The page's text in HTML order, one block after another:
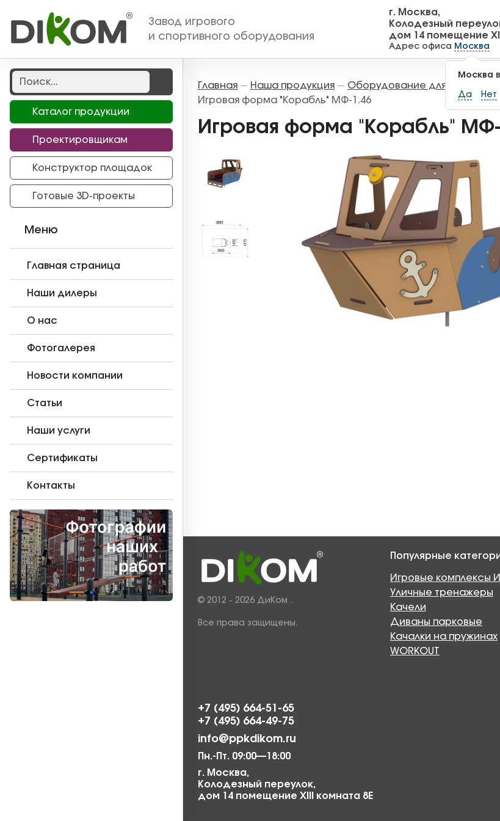
Завод игрового
и спортивного оборудования
г. Москва,
Колодезный
дом 14 помещение
Адрес офиса Москва
Москва
Да Нет
Каталог продукции
Проектировщикам
Конструктор площадок
Готовые 3D-проекты
Меню
Главная страница
Наши дилеры
О нас
Фотогалерея
Новости компании
Статьи
Наши услуги
Сертификаты
Контакты
Главная — Наша продукция — Оборудование для детских
Игровая форма "Корабль" МФ-1.46
Игровая форма "Корабль"
© 2012 - 2026 ДиКом .
Все права защищены.
Популярные
Игровые комплексы
Уличные тренажеры
Качели
Диваны парковые
Качалки на пружинах
WORKOUT
+7 (495) 664-51-65
+7 (495) 664-49-75
info@ppkdikom.ru
Пн.-Пт. 09:00—18:00
г. Москва,
Колодезный переулок,
дом 14 помещение XIII комната 8Е